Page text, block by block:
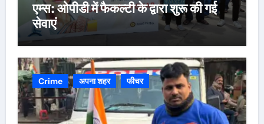
एम्स: ओपीडी में फैकल्टी के द्वारा शुरू की गई
सेवाएं
Crime अपना शहर फीचर